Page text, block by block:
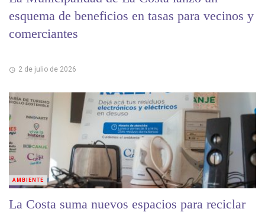
esquema de beneficios en tasas para vecinos y
comerciantes
2 de julio de 2026
La Costa suma nuevos espacios para reciclar
AMBIENTE